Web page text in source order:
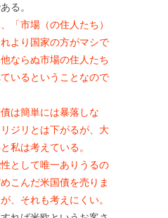
る。
「市場（の住人たち）
より国家の方がマシで
ならぬ市場の住人たち
いるということなので
は簡単には暴落しな
ジリとは下がるが、大
私は考えている。
として唯一ありうるの
こんだ米国債を売りま
、それも考えにくい。